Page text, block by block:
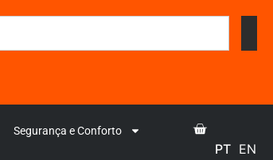
Segurança e Conforto
PT EN